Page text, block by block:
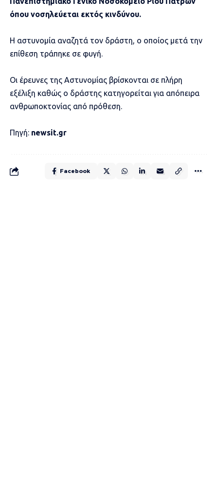
όπου νοσηλεύεται εκτός κινδύνου.
Η αστυνομία αναζητά τον δράστη, ο οποίος μετά την
επίθεση τράπηκε σε φυγή.
Οι έρευνες της Αστυνομίας βρίσκονται σε πλήρη
εξέλιξη καθώς ο δράστης κατηγορείται για απόπειρα
ανθρωποκτονίας από πρόθεση.
Πηγή: newsit.gr
Facebook